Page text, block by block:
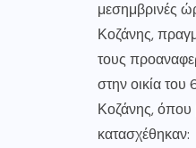
μεσημβρινές
Κοζάνης,
τους
στην οικία
Κοζάνης, όπου
κατασχέθηκαν: